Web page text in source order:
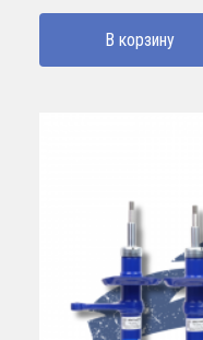
В корзину